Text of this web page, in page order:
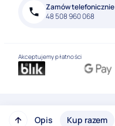
Zamów telefonicznie
48 508 960 068
Akceptujemy płatności
Opis Kup razem